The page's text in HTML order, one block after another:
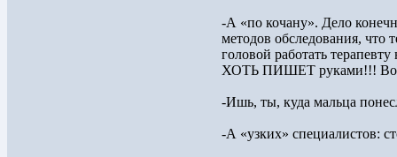
-А «по кочану». Дело
методов обследования, что
головой работать
ХОТЬ ПИШЕТ руками!!! Вот и
-Ишь, ты, куда мальца
-А «узких» специалистов: